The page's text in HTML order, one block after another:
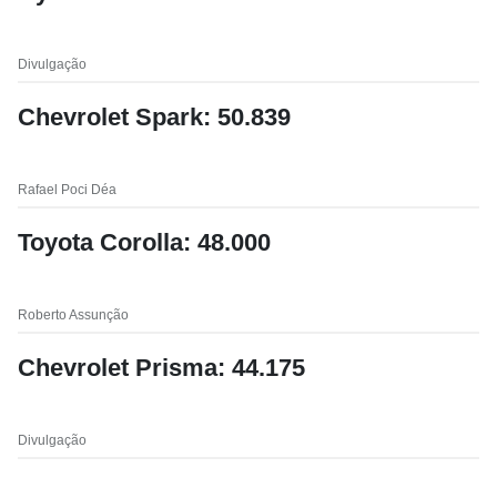
Divulgação
Chevrolet Spark: 50.839
Rafael Poci Déa
Toyota Corolla: 48.000
Roberto Assunção
Chevrolet Prisma: 44.175
Divulgação